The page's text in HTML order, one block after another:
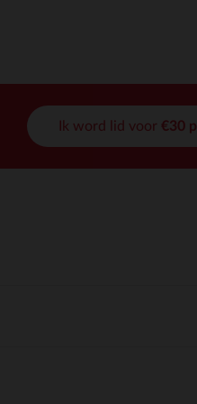
aan te passen en te
Ik word lid voor €30